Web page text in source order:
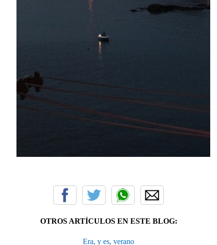
OTROS ARTÍCULOS EN ESTE BLOG:
Era, y es, verano